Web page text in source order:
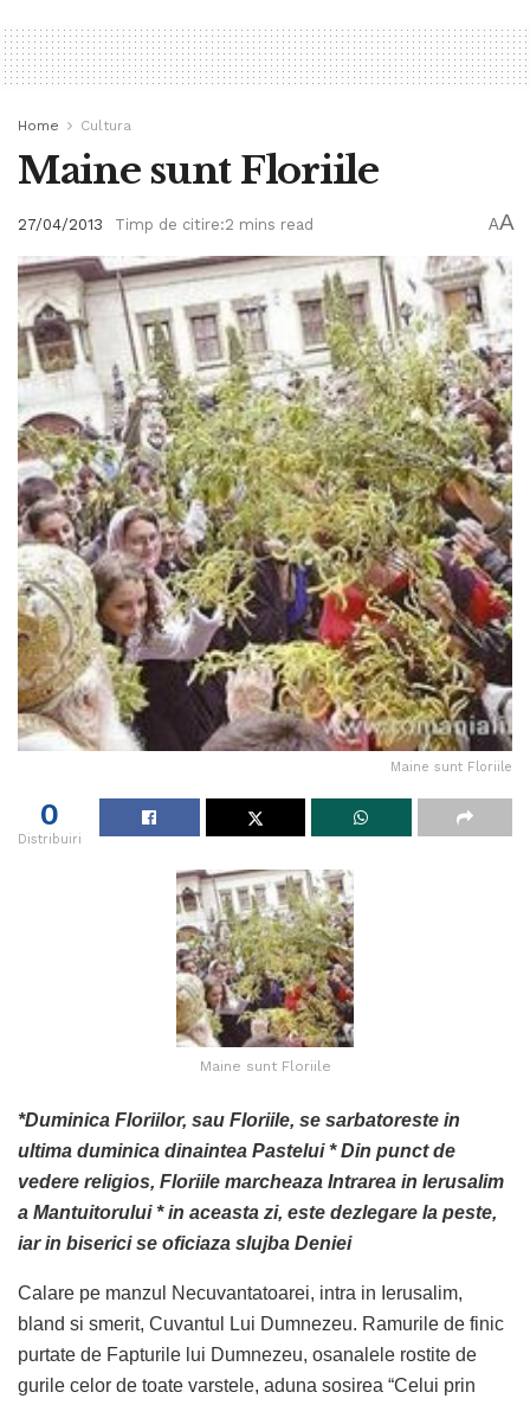
Home Cultura
Maine sunt Floriile
27/04/2013 Timp de citire:2 mins read AA
Maine sunt Floriile
0
Distribuiri
Maine sunt Floriile
*Duminica Floriilor, sau Floriile, se sarbatoreste in
ultima duminica dinaintea Pastelui * Din punct de
vedere religios, Floriile marcheaza Intrarea in Ierusalim
a Mantuitorului * in aceasta zi, este dezlegare la peste,
iar in biserici se oficiaza slujba Deniei
Calare pe manzul Necuvantatoarei, intra in Ierusalim,
bland si smerit, Cuvantul Lui Dumnezeu. Ramurile de finic
purtate de Fapturile lui Dumnezeu, osanalele rostite de
gurile celor de toate varstele, aduna sosirea “Celui prin